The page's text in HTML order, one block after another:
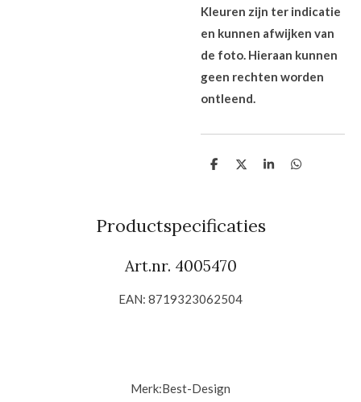
Kleuren zijn ter indicatie
en kunnen afwijken van
de foto. Hieraan kunnen
geen rechten worden
ontleend.
D
n
D
S
D
Productspecificaties
Art.nr. 4005470
EAN: 8719323062504
Merk:Best-Design